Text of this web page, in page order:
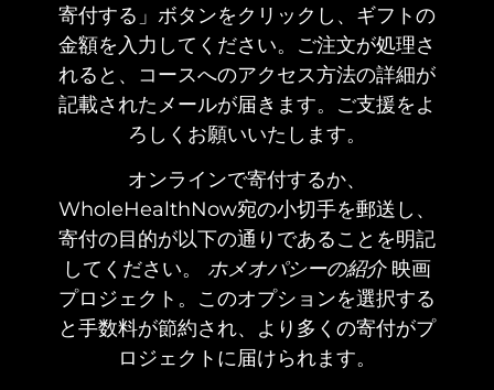
寄付する」ボタンをクリックし、ギフトの
金額を入力してください。ご注文が処理さ
れると、コースへのアクセス方法の詳細が
記載されたメールが届きます。ご支援をよ
ろしくお願いいたします。
オンラインで寄付するか、
WholeHealthNow宛の小切手を郵送し、
寄付の目的が以下の通りであることを明記
してください。 ホメオパシーの紹介映画
プロジェクト。このオプションを選択する
と手数料が節約され、より多くの寄付がプ
ロジェクトに届けられます。